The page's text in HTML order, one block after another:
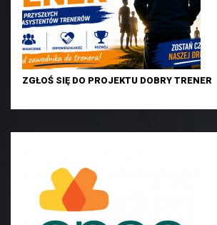
ZGŁOŚ SIĘ DO PROJEKTU DOBRY TRENER